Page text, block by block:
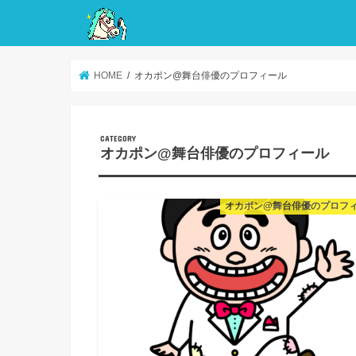
HOME オカポン@舞台俳優のプロフィール
オカポン@舞台俳優のプロフィール
オカポン@舞台俳優のプロフ